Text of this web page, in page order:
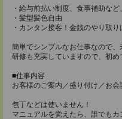
・給与前払い制度、食事補助な
・髪型髪色自由
・カンタン接客！金銭のやり取り
簡単でシンプルなお仕事なので、
研修も充実していますので、初め
■仕事内容
お客様のご案内／盛り付け／お
包丁などは使いません！
マニュアルを覚えたら、誰でもカ